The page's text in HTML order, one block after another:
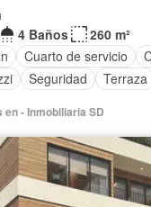
4 Baños
260 m²
Cuarto de servicio
Seguridad Terraza
en - Inmobiliaria SD